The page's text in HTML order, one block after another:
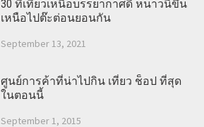
30 ที่เที่ยวเหนือบรรยากาศดี หนาวนี้ขึ้น
เหนือไปต๊ะต่อนยอนกัน
September 13, 2021
ศูนย์การค้าที่น่าไปกิน เที่ยว ช็อป ที่สุด
ในตอนนี้
September 1, 2015